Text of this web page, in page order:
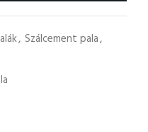
, Szálcement pala,